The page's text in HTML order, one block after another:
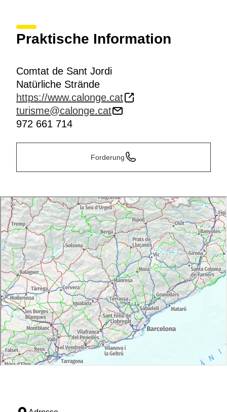
Praktische Information
Comtat de Sant Jordi
Natürliche Strände
https://www.calonge.cat
turisme@calonge.cat
972 661 714
Forderung